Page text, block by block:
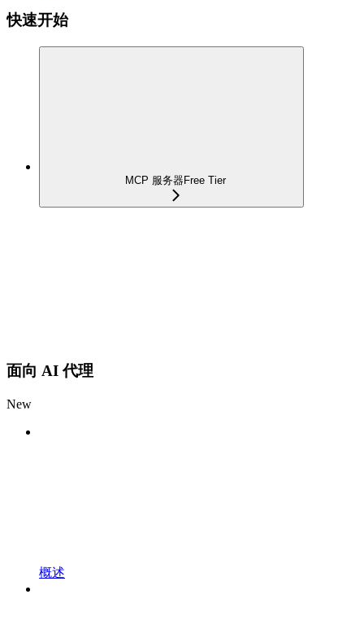
快速开始
MCP 服务器Free Tier
面向 AI 代理
New
概述